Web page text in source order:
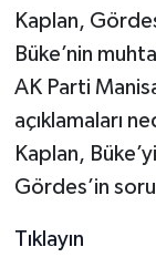
Kaplan,
Büke’nin
AK Parti
açıklamaları
Kaplan,
Gördes’in
Tıklayın